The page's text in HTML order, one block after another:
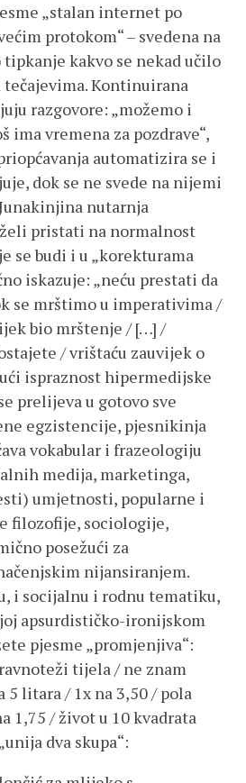
„stalan internet po
protokom“ – svedena na
kakvo se nekad učilo
Kontinuirana
razgovore: „možemo i
ima vremena za pozdrave“,
automatizira se i
dok se ne svede na nijemi
nutarnja
pristati na normalnost
se budi i u „korekturama
iskazuje: „neću prestati da
se mrštimo u imperativima /
bio mrštenje / […] /
/ vrištaću zauvijek o
ispraznost hipermedijske
prelijeva u gotovo sve
egzistencije, pjesnikinja
vokabular i frazeologiju
medija, marketinga,
umjetnosti, popularne i
filozofije, sociologije,
posežući za
nijansiranjem.
i socijalnu i rodnu tematiku,
apsurdističko-ironijskom
pjesme „promjenjiva“:
tijela / ne znam
5 litara / 1x na 3,50 / pola
1,75 / život u 10 kvadrata
dva skupa“: